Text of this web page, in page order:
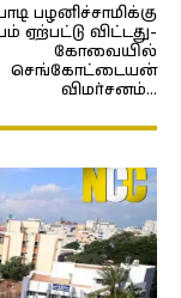
பழனிச்சாமிக்கு
ஏற்பட்டு விட்டது-
கோவையில்
செங்கோட்டையன்
விமர்சனம்…